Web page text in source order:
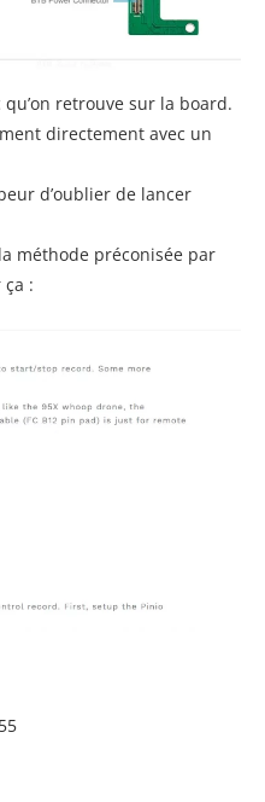
retrouve sur la board.
directement avec un
d’oublier de lancer
méthode préconisée par
: